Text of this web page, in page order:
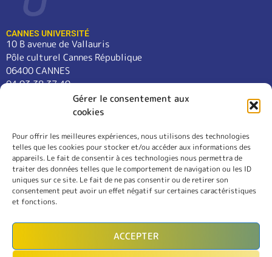
Gérer le consentement aux
cookies
Pour offrir les meilleures expériences, nous utilisons des technologies
telles que les cookies pour stocker et/ou accéder aux informations des
appareils. Le fait de consentir à ces technologies nous permettra de
traiter des données telles que le comportement de navigation ou les ID
uniques sur ce site. Le fait de ne pas consentir ou de retirer son
consentement peut avoir un effet négatif sur certaines caractéristiques
et fonctions.
ACCEPTER
CANNES UNIVERSITÉ
10 B avenue de Vallauris
Pôle culturel Cannes République
06400 CANNES
04 93 38 37 49
contact@cannes-universite.fr
COURS
LANGUES
CONFÉRENCES
SORTIES
L’ASSOCIATION